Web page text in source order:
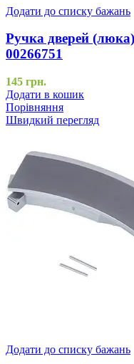
Додати до списку бажань
Ручка дверей
00266751
145 грн.
Додати в кошик
Порівняння
Швидкий перегляд
Додати до списку бажань